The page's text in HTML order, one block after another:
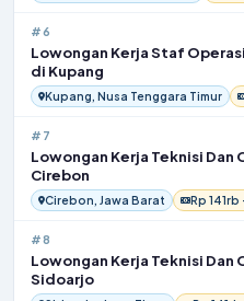
#6
Lowongan Kerja Staf
di Kupang
Kupang, Nusa Tenggara Timur
#7
Lowongan Kerja Teknisi Dan
Cirebon
Cirebon, Jawa Barat Rp
#8
Lowongan Kerja Teknisi Dan
Sidoarjo